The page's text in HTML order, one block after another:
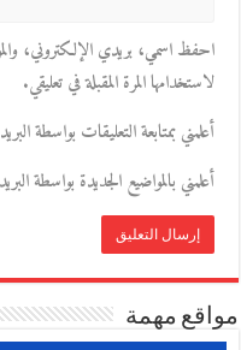
احفظ اسمي، بريدي الإلكتروني،
لاستخدامها المرة المقبلة في تعليقي.
أعلمني بمتابعة التعليقات بواسطة
أعلمني بالمواضيع الجديدة بواسطة
مواقع مهمة